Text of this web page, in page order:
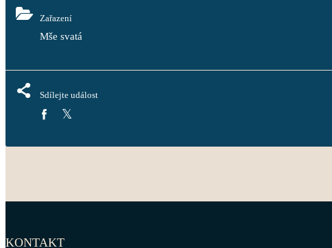
Zařazení
Mše svatá
Sdílejte událost
KONTAKT